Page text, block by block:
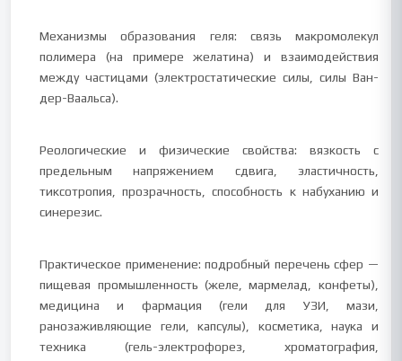
Механизмы образования геля: связь макромолекул
полимера (на примере желатина) и взаимодействия
между частицами (электростатические силы, силы Ван-
дер-Ваальса).
Реологические и физические свойства: вязкость с
предельным напряжением сдвига, эластичность,
тиксотропия, прозрачность, способность к набуханию и
синерезис.
Практическое применение: подробный перечень сфер —
пищевая промышленность (желе, мармелад, конфеты),
медицина и фармация (гели для УЗИ, мази,
ранозаживляющие гели, капсулы), косметика, наука и
техника (гель-электрофорез, хроматография,